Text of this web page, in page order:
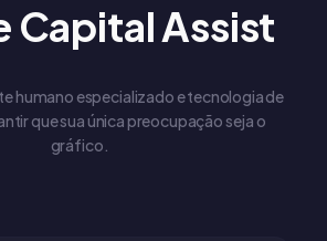
Capital Assist
humano especializado e tecnologia de
que sua única preocupação seja o
gráfico.